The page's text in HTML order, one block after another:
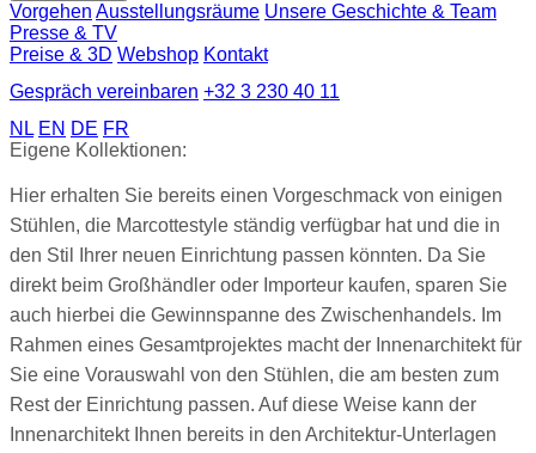
Vorgehen Ausstellungsräume Unsere Geschichte & Team
Presse & TV
Preise & 3D Webshop Kontakt
Gespräch vereinbaren +32 3 230 40 11
NL EN DE FR
Eigene Kollektionen:
Hier erhalten Sie bereits einen Vorgeschmack von einigen
Stühlen, die Marcottestyle ständig verfügbar hat und die in
den Stil Ihrer neuen Einrichtung passen könnten. Da Sie
direkt beim Großhändler oder Importeur kaufen, sparen Sie
auch hierbei die Gewinnspanne des Zwischenhandels. Im
Rahmen eines Gesamtprojektes macht der Innenarchitekt für
Sie eine Vorauswahl von den Stühlen, die am besten zum
Rest der Einrichtung passen. Auf diese Weise kann der
Innenarchitekt Ihnen bereits in den Architektur-Unterlagen